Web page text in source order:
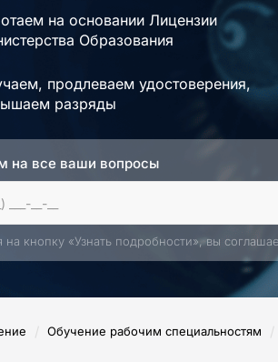
на основании Лицензии
Образования
продлеваем удостоверения,
разряды
на все ваши вопросы
кнопку «Узнать подробности», вы
/ Обучение рабочим специальностям /